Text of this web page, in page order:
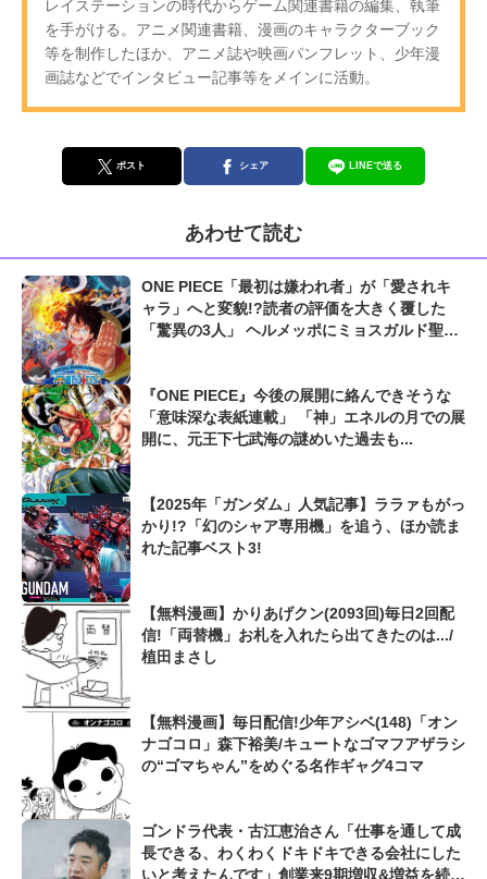
レイステーションの時代からゲーム関連書籍の編集、執筆
を手がける。アニメ関連書籍、漫画のキャラクターブック
等を制作したほか、アニメ誌や映画パンフレット、少年漫
画誌などでインタビュー記事等をメインに活動。
ポスト シェア LINEで送る
あわせて読む
ONE PIECE「最初は嫌われ者」が「愛されキ
ャラ」へと変貌!?読者の評価を大きく覆した
「驚異の3人」 ヘルメッポにミョスガルド聖
『ONE PIECE』今後の展開に絡んできそうな
「意味深な表紙連載」 「神」エネルの月での展
開に、元王下七武海の謎めいた過去も...
【2025年「ガンダム」人気記事】ララァもがっ
かり!?「幻のシャア専用機」を追う、ほか読ま
れた記事ベスト3!
【無料漫画】かりあげクン(2093回)毎日2回配
信!「両替機」お札を入れたら出てきたのは.../
植田まさし
【無料漫画】毎日配信!少年アシベ(148)「オン
ナゴコロ」森下裕美/キュートなゴマフアザラシ
の“ゴマちゃん”をめぐる名作ギャグ4コマ
ゴンドラ代表・古江恵治さん「仕事を通して成
長できる、わくわくドキドキできる会社にした
いと考えたんです」創業来9期増収&増益を続け